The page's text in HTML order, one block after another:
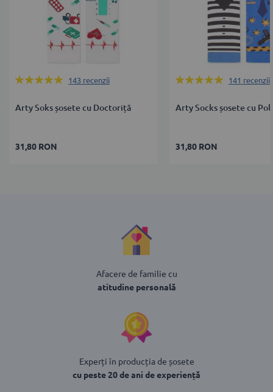
Rating:
143 recenzii
Arty Soks șosete cu Doctoriță
31,80 RON
Rating:
141 recenzii
Arty Socks șosete cu
31,80 RON
Afacere de familie cu
atitudine personală
Experți în producția de șosete
cu peste 20 de ani de experiență